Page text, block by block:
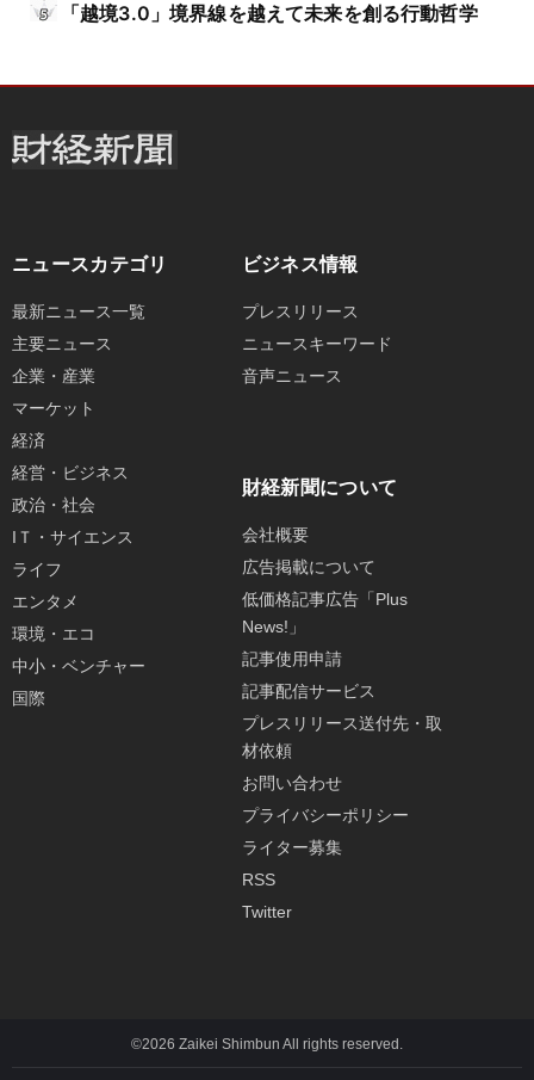
「越境3.0」境界線を越えて未来を創る行動哲学
ニュースカテゴリ
最新ニュース一覧
主要ニュース
企業・産業
マーケット
経済
経営・ビジネス
政治・社会
IＴ・サイエンス
ライフ
エンタメ
環境・エコ
中小・ベンチャー
国際
ビジネス情報
プレスリリース
ニュースキーワード
音声ニュース
財経新聞について
会社概要
広告掲載について
低価格記事広告「Plus
News!」
記事使用申請
記事配信サービス
プレスリリース送付先・取
材依頼
お問い合わせ
プライバシーポリシー
ライター募集
RSS
Twitter
©2026 Zaikei Shimbun All rights reserved.